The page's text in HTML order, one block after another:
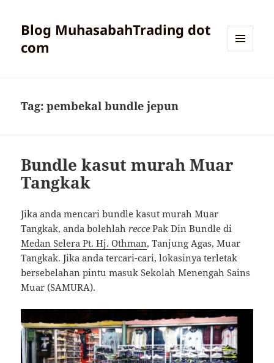
Blog MuhasabahTrading dot
com
Tag:pembekal bundle jepun
Bundle kasut murah Muar
Tangkak
Jika anda mencari bundle kasut murah Muar
Tangkak, anda bolehlahrecce Pak Din Bundle di
Medan Selera Pt. Hj. Othman, Tanjung Agas, Muar
Tangkak. Jika anda tercari-cari, lokasinya terletak
bersebelahan pintu masuk Sekolah Menengah Sains
Muar (SAMURA).